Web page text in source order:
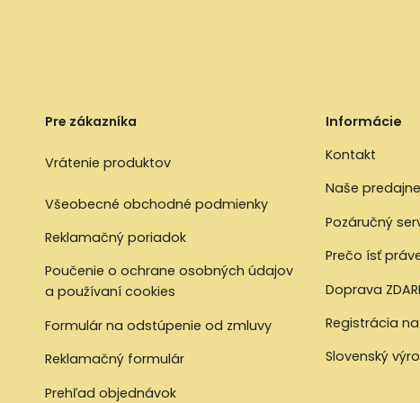
Pre zákazníka
Vrátenie produktov
Všeobecné obchodné podmienky
Reklamačný poriadok
Poučenie o ochrane osobných údajov
a používaní cookies
Formulár na odstúpenie od zmluvy
Reklamačný formulár
Prehľad objednávok
Informácie
Kontakt
Naše predajne
Pozáručný
Prečo ísť
Doprava
Registrácia
Slovenský